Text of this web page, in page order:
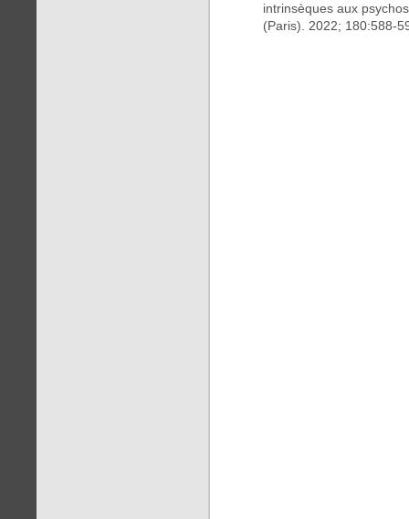
intrinsèques aux
(Paris). 2022; 180:588-